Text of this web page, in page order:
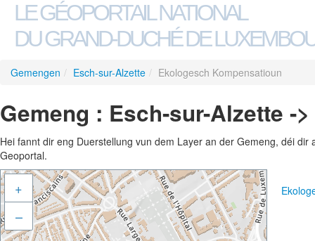
LE GÉOPORTAIL NATIONAL
DU GRAND-DUCHÉ DE
Gemengen / Esch-sur-Alzette / Ekologesch Kompensatioun
Gemeng : Esch-sur-Alzette -
Hei fannt dir eng Duerstellung vun dem Layer an der Gemeng, déi
Geoportal.
+
–